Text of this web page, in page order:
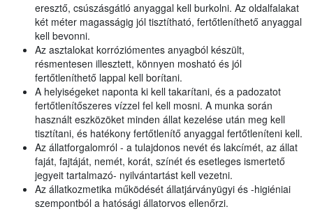
eresztő, csúszásgátló anyaggal kell burkolni. Az oldalfalakat
két méter magasságig jól tisztítható, fertőtleníthető anyaggal
kell bevonni.
Az asztalokat korróziómentes anyagból készült,
résmentesen illesztett, könnyen mosható és jól
fertőtleníthető lappal kell borítani.
A helyiségeket naponta ki kell takarítani, és a padozatot
fertőtlenítőszeres vízzel fel kell mosni. A munka során
használt eszközöket minden állat kezelése után meg kell
tisztítani, és hatékony fertőtlenítő anyaggal fertőtleníteni kell.
Az állatforgalomról - a tulajdonos nevét és lakcímét, az állat
faját, fajtáját, nemét, korát, színét és esetleges ismertető
jegyeit tartalmazó- nyilvántartást kell vezetni.
Az állatkozmetika működését állatjárványügyi és -higiéniai
szempontból a hatósági állatorvos ellenőrzi.